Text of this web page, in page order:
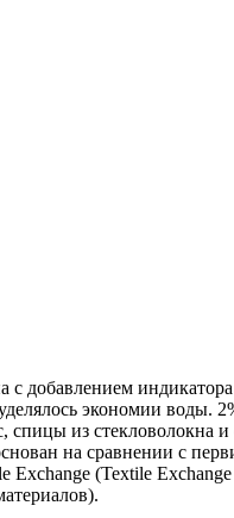
добавлением
экономии
из стекловолокна
на сравнении с
(Textile Exchange